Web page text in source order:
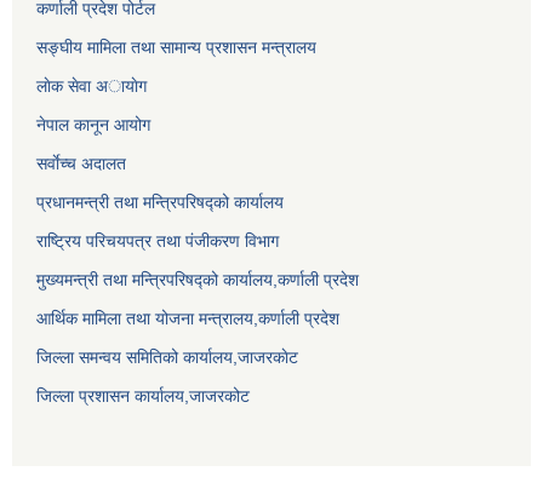
कर्णाली प्रदेश पोर्टल
सङ्घीय मामिला तथा सामान्य प्रशासन मन्त्रालय
लाेक सेवा अायाेग
नेपाल कानून आयोग
सर्वाेच्च अदालत
प्रधानमन्त्री तथा मन्त्रिपरिषद्को कार्यालय
राष्ट्रिय परिचयपत्र तथा पंजीकरण विभाग
मुख्यमन्त्री तथा मन्त्रिपरिषद्को कार्यालय,कर्णाली प्रदेश
आर्थिक मामिला तथा योजना मन्त्रालय,कर्णाली प्रदेश
जिल्ला समन्वय समितिको कार्यालय,जाजरकाेट
जिल्ला प्रशासन कार्यालय,जाजरकोट